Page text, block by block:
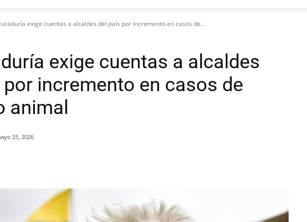
exige cuentas a alcaldes del país por incremento en casos de...
exige cuentas a alcaldes
incremento en casos de
animal
25, 2026